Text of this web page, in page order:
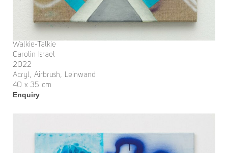
Walkie-Talkie
Carolin Israel
2022
Acryl, Airbrush, Leinwand
40 x 35 cm
Enquiry